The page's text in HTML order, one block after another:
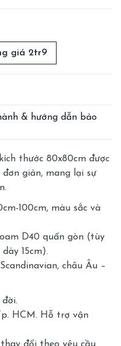
giá 2tr9
& hướng dẫn bảo
kích thước 80x80cm được
giản, mang lại sự
100cm, màu sắc và
D40 quấn gòn (tùy
15cm).
châu Âu –
HCM. Hỗ trợ vận